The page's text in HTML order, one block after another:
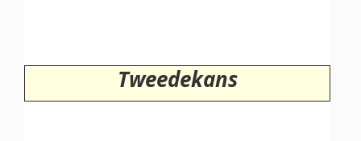
Tweedekans